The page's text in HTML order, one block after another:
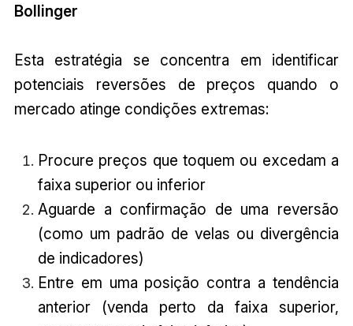
Bollinger
Esta estratégia se concentra em identificar
potenciais reversões de preços quando o
mercado atinge condições extremas:
Procure preços que toquem ou excedam a
faixa superior ou inferior
Aguarde a confirmação de uma reversão
(como um padrão de velas ou divergência
de indicadores)
Entre em uma posição contra a tendência
anterior (venda perto da faixa superior,